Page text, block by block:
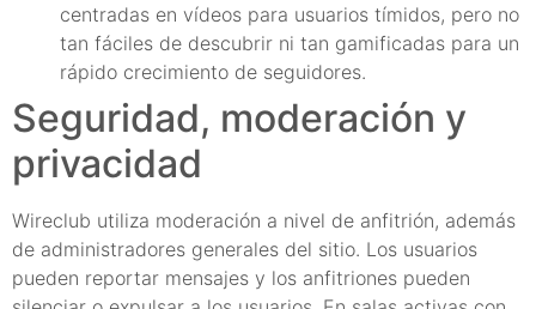
centradas en vídeos para usuarios tímidos, pero no
tan fáciles de descubrir ni tan gamificadas para un
rápido crecimiento de seguidores.
Seguridad, moderación y
privacidad
Wireclub utiliza moderación a nivel de anfitrión, además
de administradores generales del sitio. Los usuarios
pueden reportar mensajes y los anfitriones pueden